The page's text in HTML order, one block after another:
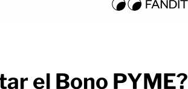
el Bono PYME?